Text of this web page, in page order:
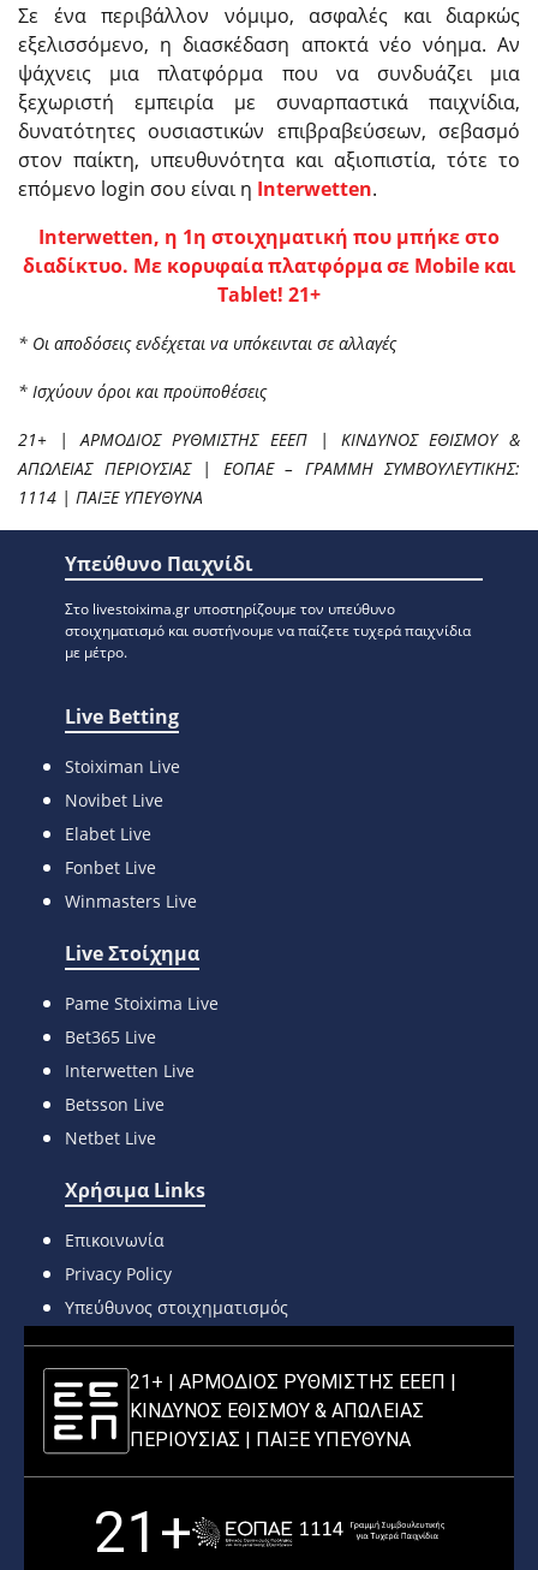
Σε ένα περιβάλλον νόμιμο, ασφαλές και διαρκώς
εξελισσόμενο, η διασκέδαση αποκτά νέο νόημα. Αν
ψάχνεις μια πλατφόρμα που να συνδυάζει μια
ξεχωριστή εμπειρία με συναρπαστικά παιχνίδια,
δυνατότητες ουσιαστικών επιβραβεύσεων, σεβασμό
στον παίκτη, υπευθυνότητα και αξιοπιστία, τότε το
επόμενο login σου είναι η Interwetten.
Interwetten, η 1η στοιχηματική που μπήκε στο
διαδίκτυο. Με κορυφαία πλατφόρμα σε Mobile και
Tablet! 21+
* Οι αποδόσεις ενδέχεται να υπόκεινται σε αλλαγές
* Ισχύουν όροι και προϋποθέσεις
21+ | ΑΡΜΟΔΙΟΣ ΡΥΘΜΙΣΤΗΣ ΕΕΕΠ | ΚΙΝΔΥΝΟΣ ΕΘΙΣΜΟΥ &
ΑΠΩΛΕΙΑΣ ΠΕΡΙΟΥΣΙΑΣ | ΕΟΠΑΕ – ΓΡΑΜΜΗ ΣΥΜΒΟΥΛΕΥΤΙΚΗΣ:
1114 | ΠΑΙΞΕ ΥΠΕΥΘΥΝΑ
Υπεύθυνο Παιχνίδι
Στο livestoixima.gr υποστηρίζουμε τον υπεύθυνο
στοιχηματισμό και συστήνουμε να παίζετε τυχερά παιχνίδια
με μέτρο.
Live Betting
Stoiximan Live
Novibet Live
Elabet Live
Fonbet Live
Winmasters Live
Live Στοίχημα
Pame Stoixima Live
Bet365 Live
Interwetten Live
Betsson Live
Netbet Live
Χρήσιμα Links
Επικοινωνία
Privacy Policy
Υπεύθυνος στοιχηματισμός
21+ | ΑΡΜΟΔΙΟΣ ΡΥΘΜΙΣΤΗΣ ΕΕΕΠ |
ΚΙΝΔΥΝΟΣ ΕΘΙΣΜΟΥ & ΑΠΩΛΕΙΑΣ
ΠΕΡΙΟΥΣΙΑΣ | ΠΑΙΞΕ ΥΠΕΥΘΥΝΑ
21+